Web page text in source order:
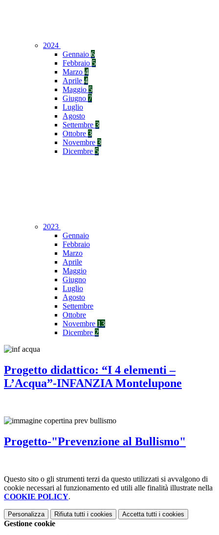
2024
Gennaio 6
Febbraio 5
Marzo 4
Aprile 4
Maggio 5
Giugno 7
Luglio
Agosto
Settembre 3
Ottobre 3
Novembre 3
Dicembre 5
2023
Gennaio
Febbraio
Marzo
Aprile
Maggio
Giugno
Luglio
Agosto
Settembre
Ottobre
Novembre 13
Dicembre 2
Progetto didattico: “I 4 elementi –
L’Acqua”-INFANZIA Montelupone
Progetto-"Prevenzione al Bullismo"
Questo sito o gli strumenti terzi da questo utilizzati si avvalgono di
cookie necessari al funzionamento ed utili alle finalità illustrate nella
COOKIE POLICY.
Personalizza Rifiuta tutti i cookies Accetta tutti i cookies
Gestione cookie